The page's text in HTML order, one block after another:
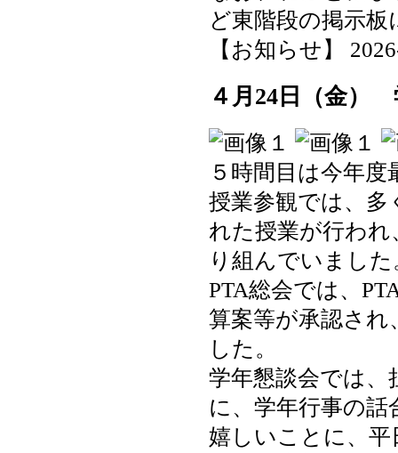
ど東階段の掲示
【お知らせ】
４月24日（金）
５時間目は今年
授業参観では、多
れた授業が行わ
り組んでいました
PTA総会では、
算案等が承認され
した。
学年懇談会では、
に、学年行事の
嬉しいことに、